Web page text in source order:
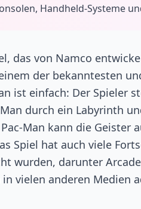
Handheld-Systeme
das von Namco
der bekanntesten
ist einfach: Der Spieler
durch ein Labyrinth
Man kann die Geister
Spiel hat auch viele
wurden, darunter
vielen anderen Medien